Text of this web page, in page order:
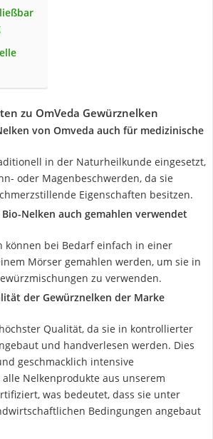
zu OmVeda Gewürznelken
von Omveda auch für medizinische
in der Naturheilkunde eingesetzt,
oder Magenbeschwerden, da sie
Eigenschaften besitzen.
Nelken auch gemahlen verwendet
können bei Bedarf einfach in einer
Mörser gemahlen werden, um sie in
zu verwenden.
der Gewürznelken der Marke
Qualität, da sie in kontrollierter
und handverlesen werden. Dies
geschmacklich intensive
Nelkenprodukte aus unserem
was bedeutet, dass sie unter
Bedingungen angebaut